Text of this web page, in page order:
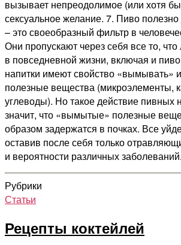
вызывает непреодолимое (или хотя бы
сексуальное желание. 7. Пиво
– это своеобразный фильтр в
Они пропускают через себя все то,
в повседневной жизни, включая и
напитки имеют свойство «вымывать»
полезные вещества (микроэлементы,
углеводы). Но такое действие пивных
значит, что «вымытые» полезные
образом задержатся в почках. Все
оставив после себя только
и вероятности различных заболеваний.
Рубрики
Статьи
Рецепты коктейлей